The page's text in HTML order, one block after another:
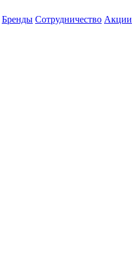
Бренды Сотрудничество Акции